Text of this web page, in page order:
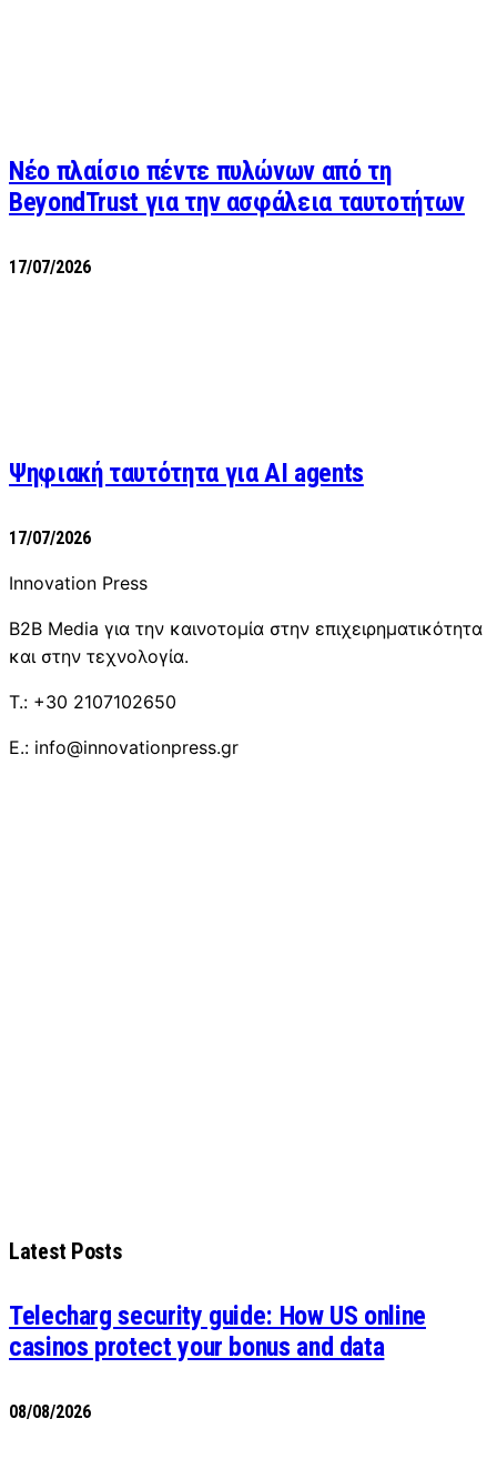
Νέο πλαίσιο πέντε πυλώνων από τη
BeyondTrust για την ασφάλεια ταυτοτήτων
17/07/2026
Ψηφιακή ταυτότητα για AI agents
17/07/2026
Innovation Press
B2B Media για την καινοτομία στην επιχειρηματικότητα
και στην τεχνολογία.
T.: +30 2107102650
E.: info@innovationpress.gr
Latest Posts
Telecharg security guide: How US online
casinos protect your bonus and data
08/08/2026